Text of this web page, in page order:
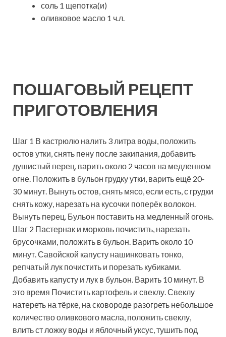
соль 1 щепотка(и)
оливковое масло 1 ч.л.
ПОШАГОВЫЙ РЕЦЕПТ
ПРИГОТОВЛЕНИЯ
Шаг 1 В кастрюлю налить 3 литра воды, положить
остов утки, снять пену после закипания, добавить
душистый перец, варить около 2 часов на медленном
огне. Положить в бульон грудку утки, варить ещё 20-
30 минут. Вынуть остов, снять мясо, если есть, с грудки
снять кожу, нарезать на кусочки поперёк волокон.
Вынуть перец. Бульон поставить на медленный огонь.
Шаг 2 Пастернак и морковь почистить, нарезать
брусочками, положить в бульон. Варить около 10
минут. Савойской капусту нашинковать тонко,
репчатый лук почистить и порезать кубиками.
Добавить капусту и лук в бульон. Варить 10 минут. В
это время Почистить картофель и свеклу. Свеклу
натереть на тёрке, на сковороде разогреть небольшое
количество оливкового масла, положить свеклу,
влить ст ложку воды и яблочный уксус, тушить под